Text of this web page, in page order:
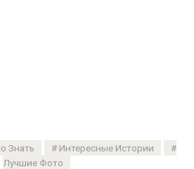
Знать
Интересные Истории
Лучшие Фото